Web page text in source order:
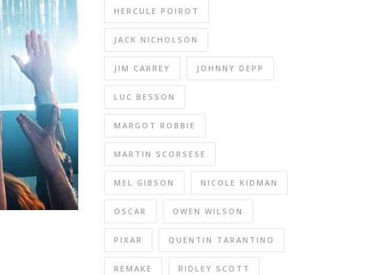
HERCULE POIROT
JACK NICHOLSON
JIM CARREY JOHNNY DEPP
LUC BESSON
MARGOT ROBBIE
MARTIN SCORSESE
MEL GIBSON NICOLE KIDMAN
OSCAR OWEN WILSON
PIXAR QUENTIN TARANTINO
REMAKE RIDLEY SCOTT